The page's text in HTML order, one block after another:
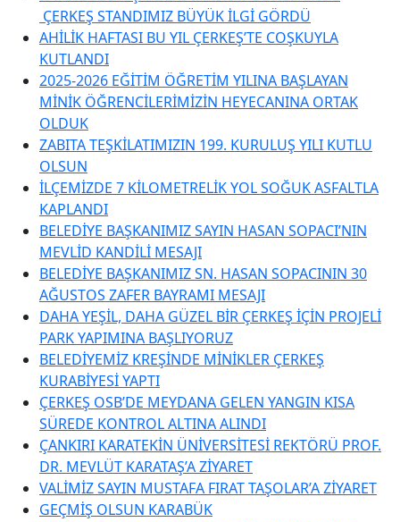
ÇERKEŞ STANDIMIZ BÜYÜK İLGİ GÖRDÜ
AHİLİK HAFTASI BU YIL ÇERKEŞ’TE COŞKUYLA
KUTLANDI
2025-2026 EĞİTİM ÖĞRETİM YILINA BAŞLAYAN
MİNİK ÖĞRENCİLERİMİZİN HEYECANINA ORTAK
OLDUK
ZABITA TEŞKİLATIMIZIN 199. KURULUŞ YILI KUTLU
OLSUN
İLÇEMİZDE 7 KİLOMETRELİK YOL SOĞUK ASFALTLA
KAPLANDI
BELEDİYE BAŞKANIMIZ SAYIN HASAN SOPACI’NIN
MEVLİD KANDİLİ MESAJI
BELEDİYE BAŞKANIMIZ SN. HASAN SOPACININ 30
AĞUSTOS ZAFER BAYRAMI MESAJI
DAHA YEŞİL, DAHA GÜZEL BİR ÇERKEŞ İÇİN PROJELİ
PARK YAPIMINA BAŞLIYORUZ
BELEDİYEMİZ KREŞİNDE MİNİKLER ÇERKEŞ
KURABİYESİ YAPTI
ÇERKEŞ OSB’DE MEYDANA GELEN YANGIN KISA
SÜREDE KONTROL ALTINA ALINDI
ÇANKIRI KARATEKİN ÜNİVERSİTESİ REKTÖRÜ PROF.
DR. MEVLÜT KARATAŞ’A ZİYARET
VALİMİZ SAYIN MUSTAFA FIRAT TAŞOLAR’A ZİYARET
GEÇMİŞ OLSUN KARABÜK